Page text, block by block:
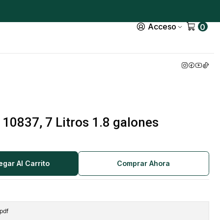
Acceso 0
7 Litros 1.8 galones
Al Carrito Comprar Ahora